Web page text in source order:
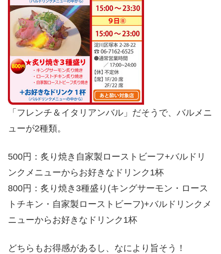
「フレンチ＆イタリアンバル」だそうで、バルメニ
ューが2種類。
500円：炙り焼き自家製ローストビーフ+バルドリ
ンクメニューからお好きなドリンク1杯
800円：炙り焼き3種盛り(キングサーモン・ロース
トチキン・自家製ローストビーフ)+バルドリンクメ
ニューからお好きなドリンク1杯
どちらもお得感があるし、なにより旨そう！